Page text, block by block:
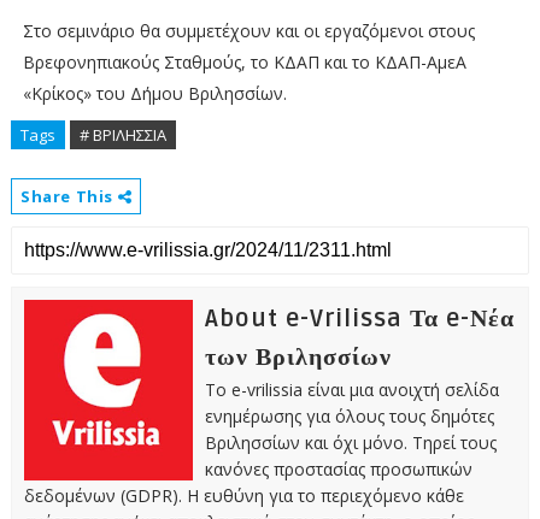
Στο σεμινάριο θα συμμετέχουν και οι εργαζόμενοι στους
Βρεφονηπιακούς Σταθμούς, το ΚΔΑΠ και το ΚΔΑΠ-ΑμεΑ
«Κρίκος» του Δήμου Βριλησσίων.
Tags # ΒΡΙΛΗΣΣΙΑ
Share This
About e-Vrilissa Τα e-Νέα
των Βριλησσίων
Το e-vrilissia είναι μια ανοιχτή σελίδα
ενημέρωσης για όλους τους δημότες
Βριλησσίων και όχι μόνο. Τηρεί τους
κανόνες προστασίας προσωπικών
δεδομένων (GDPR). Η ευθύνη για το περιεχόμενο κάθε